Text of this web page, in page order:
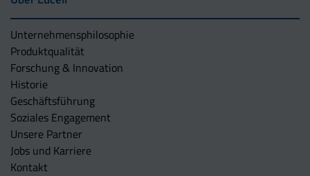
Unternehmens­philosophie
Produktqualität
Forschung & Innovation
Historie
Geschäftsführung
Soziales Engagement
Unsere Partner
Jobs und Karriere
Kontakt